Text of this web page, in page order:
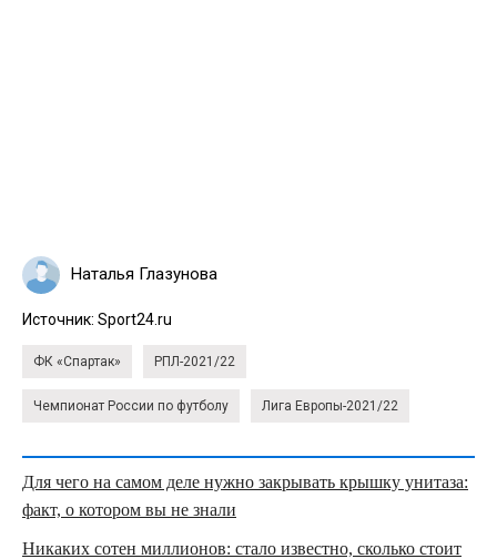
Наталья Глазунова
Источник: Sport24.ru
ФК «Спартак» РПЛ-2021/22
Чемпионат России по футболу Лига Европы-2021/22
Для чего на самом деле нужно закрывать крышку унитаза:
факт, о котором вы не знали
Никаких сотен миллионов: стало известно, сколько стоит